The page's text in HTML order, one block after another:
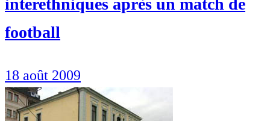
interethniques après un match de
football
18 août 2009